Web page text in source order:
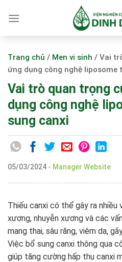
Trang chủ / Men vi sinh / Vai
ứng dụng công nghệ liposome
Vai trò quan trọng
dụng công nghệ
sung canxi
05/03/2024 - Manager Website
Thiếu canxi có thể gây ra
xương, nhuyễn xương và các
mang thai, sâu răng, viêm da,
Việc bổ sung canxi thông qua
giúp tăng cường hấp thụ canxi